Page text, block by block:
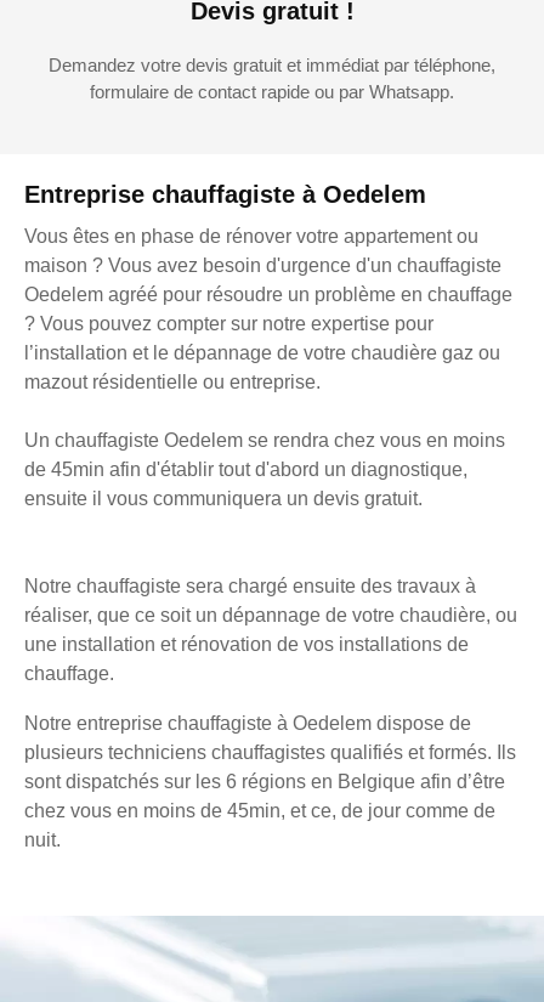
Entreprise chauffagiste à Oedelem
Vous êtes en phase de rénover votre appartement ou
maison ? Vous avez besoin d'urgence d'un chauffagiste
Oedelem agréé pour résoudre un problème en chauffage
? Vous pouvez compter sur notre expertise pour
l’installation et le dépannage de votre chaudière gaz ou
mazout résidentielle ou entreprise.
Un chauffagiste Oedelem se rendra chez vous en moins
de 45min afin d'établir tout d'abord un diagnostique,
ensuite il vous communiquera un devis gratuit.
Notre chauffagiste sera chargé ensuite des travaux à
réaliser, que ce soit un dépannage de votre chaudière, ou
une installation et rénovation de vos installations de
chauffage.
Notre entreprise chauffagiste à Oedelem dispose de
plusieurs techniciens chauffagistes qualifiés et formés. Ils
sont dispatchés sur les 6 régions en Belgique afin d’être
chez vous en moins de 45min, et ce, de jour comme de
nuit.
Devis gratuit !
Demandez votre devis gratuit et immédiat par téléphone,
formulaire de contact rapide ou par Whatsapp.